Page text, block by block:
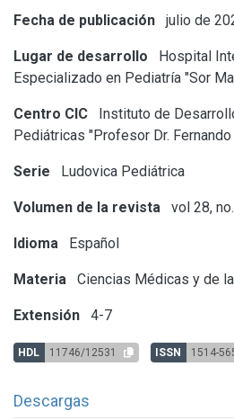
Fecha de publicación julio de
Lugar de desarrollo
Hospital
Especializado en Pediatría "Sor
Centro CIC
Instituto de
Pediátricas "Profesor Dr. Fernando
Serie Ludovica Pediátrica
Volumen de la revista vol 28,
Idioma Español
Materia Ciencias Médicas y de
Extensión 4-7
HDL 11746/12531 ISSN 1514-
Descargas